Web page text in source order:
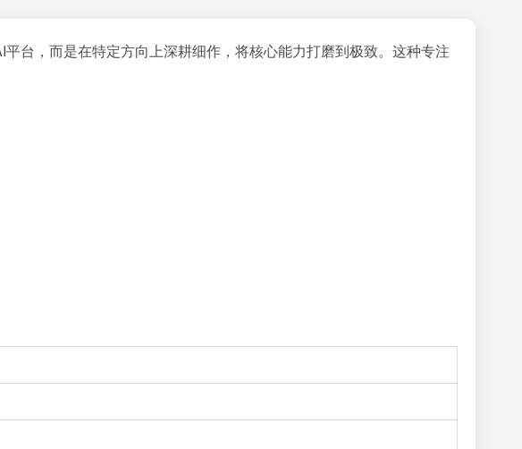
台，而是在特定方向上深耕细作，将核心能力打磨到极致。这种专注